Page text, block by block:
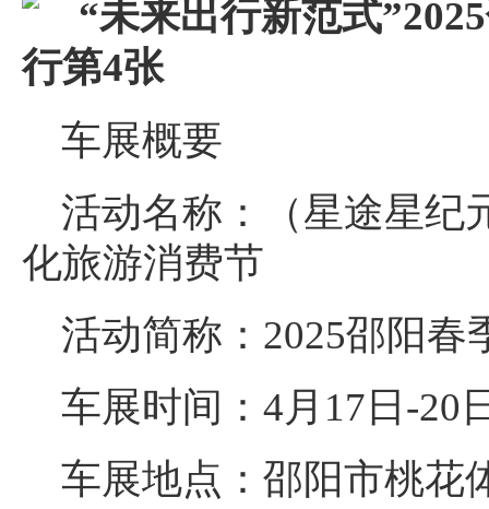
车展概要
活动名称：（星途星纪
化旅游消费节
活动简称：2025邵阳春
车展时间：4月17日-20
车展地点：邵阳市桃花